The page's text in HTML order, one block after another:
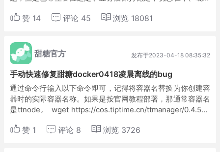
示更详尽的信息（虽然还有些bug...
赞 14 评论 45 浏览 18081
甜糖官方 发布于2023-04-18 08:35:32
手动快速修复甜糖docker0418凌晨离线的bug
通过命令行输入以下命令即可，记得将容器名替换为你创建容
器时的实际容器名称。如果是按官网教程部署，那通常容器名
是ttnode。 wget https://cos.tiptime.cn/ttmanager/0.4.50/i
赞 1 评论 8 浏览 3726